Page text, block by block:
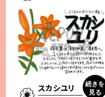
スカシユリ
続きを
見る